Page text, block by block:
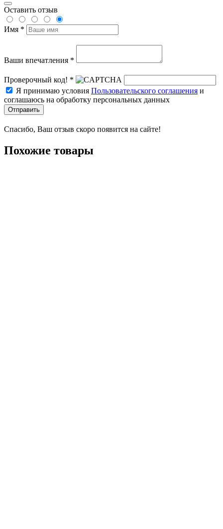
Оставить отзыв
Имя *
Ваши впечатления *
Проверочный код! *
Я принимаю условия Пользовательского соглашения и
соглашаюсь на обработку персональных данных
Отправить
Спасибо, Ваш отзыв скоро появится на сайте!
Похожие товары